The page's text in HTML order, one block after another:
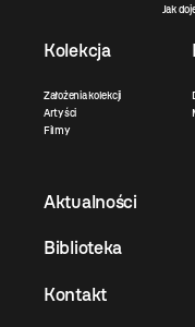
Jak
Kolekcja
Założenia kolekcji
Artyści
Filmy
Aktualności
Biblioteka
Kontakt